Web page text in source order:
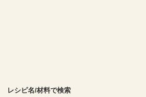
レシピ名/材料で検索